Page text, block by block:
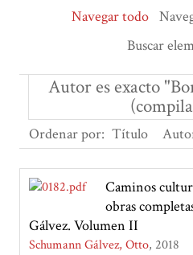
Navegar todo
Buscar
Autor es exacto
Ordenar por: Título
Caminos
obras
Gálvez. Volumen II
Schumann Gálvez, Otto 2018